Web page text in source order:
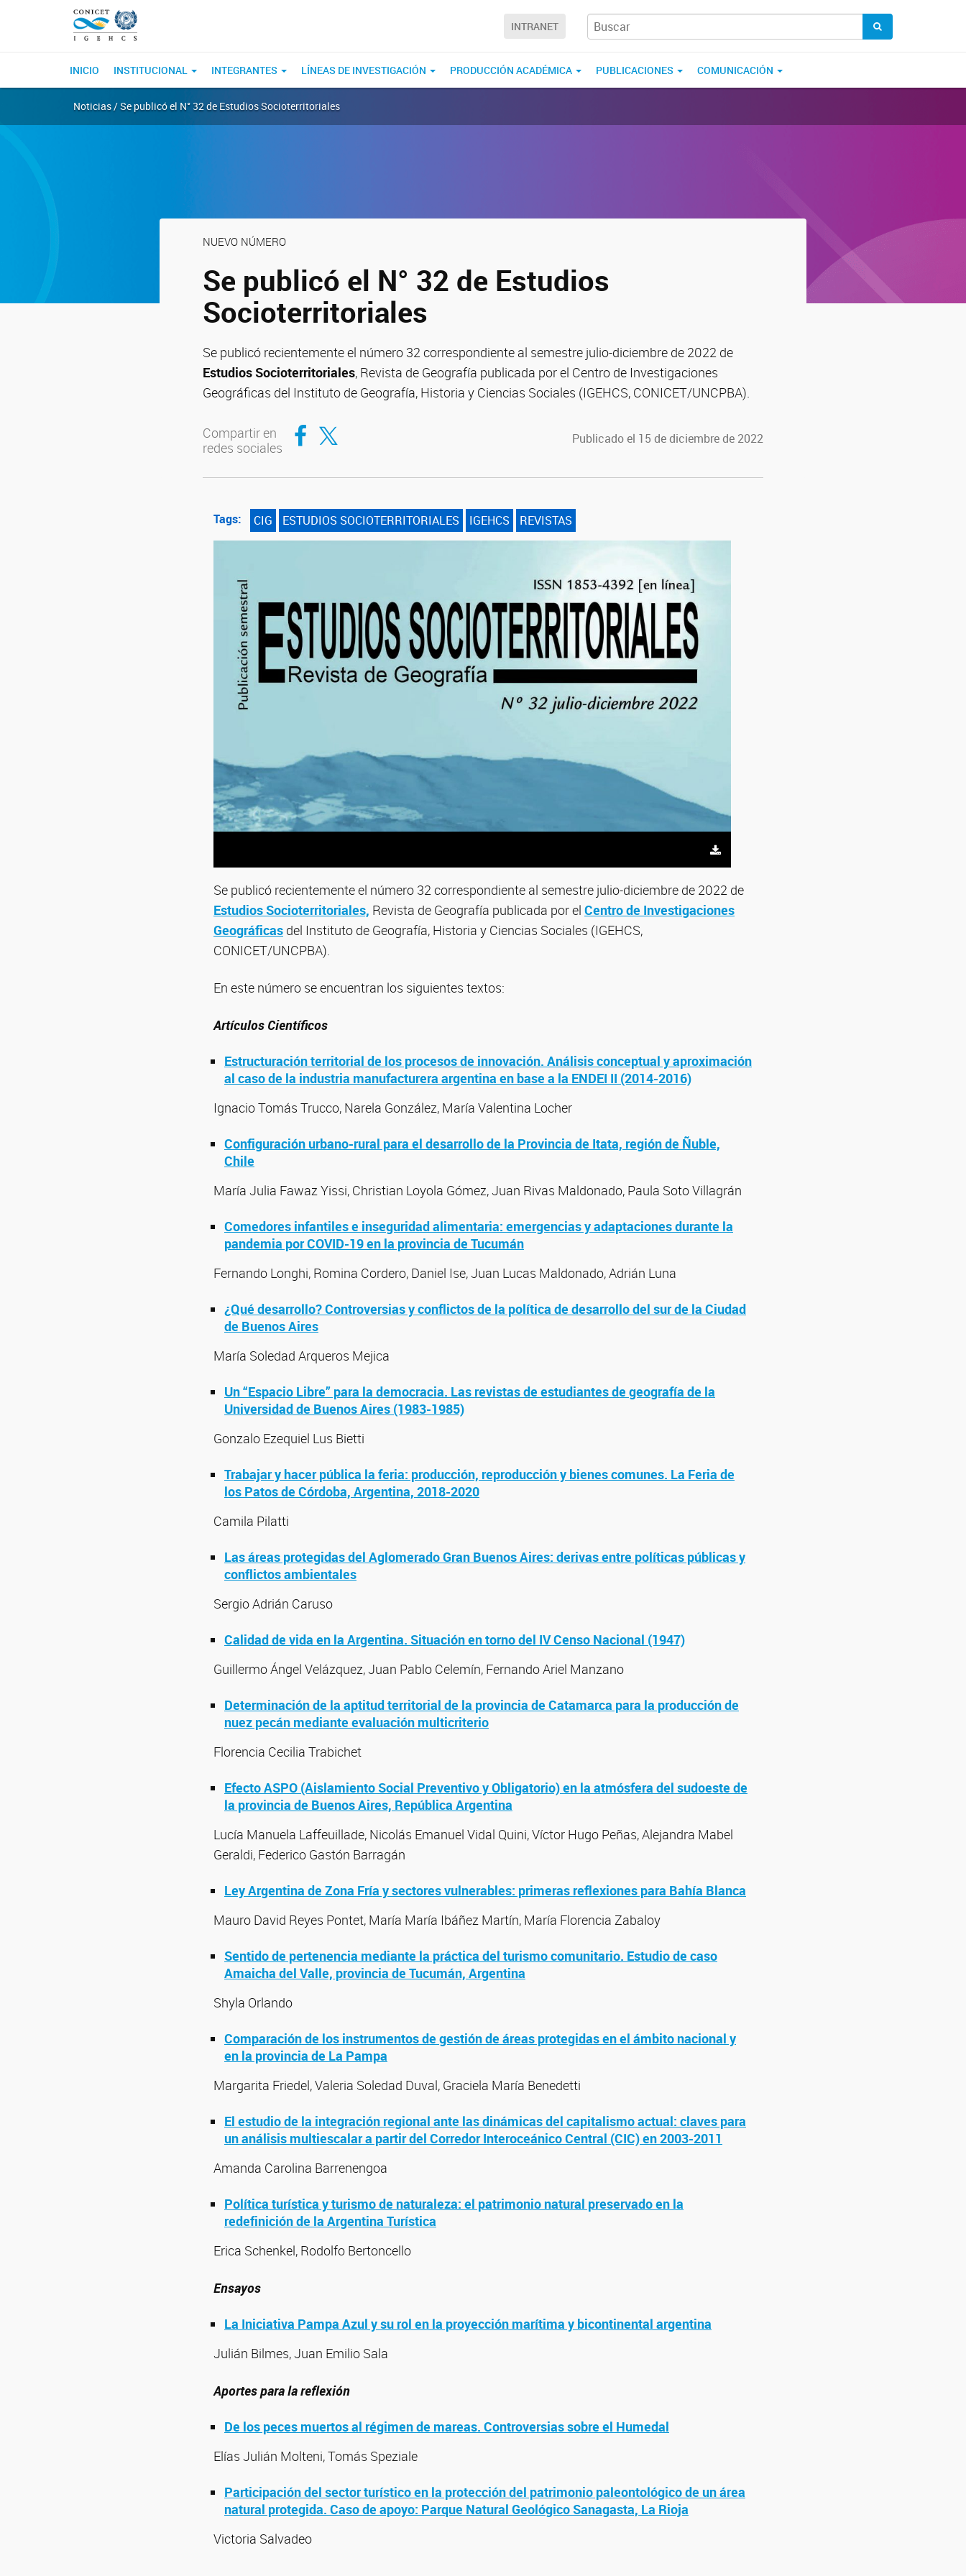
INTRANET
INICIO INSTITUCIONAL INTEGRANTES LÍNEAS DE INVESTIGACIÓN PRODUCCIÓN ACADÉMICA PUBLICACIONES COMUNICACIÓN
Noticias / Se publicó el N° 32 de Estudios Socioterritoriales
NUEVO NÚMERO
Se publicó el N° 32 de Estudios
Socioterritoriales
Se publicó recientemente el número 32 correspondiente al semestre julio-diciembre de 2022 de
Estudios Socioterritoriales, Revista de Geografía publicada por el Centro de Investigaciones
Geográficas del Instituto de Geografía, Historia y Ciencias Sociales (IGEHCS, CONICET/UNCPBA).
Compartir en
redes sociales
Compartir en Facebook
Compartir en Twitter Publicado el 15 de diciembre de 2022
Tags: CIG ESTUDIOS SOCIOTERRITORIALES IGEHCS REVISTAS
Se publicó recientemente el número 32 correspondiente al semestre julio-diciembre de 2022 de
Estudios Socioterritoriales, Revista de Geografía publicada por el Centro de Investigaciones
Geográficas del Instituto de Geografía, Historia y Ciencias Sociales (IGEHCS,
CONICET/UNCPBA).
En este número se encuentran los siguientes textos:
Artículos Científicos
Estructuración territorial de los procesos de innovación. Análisis conceptual y aproximación
al caso de la industria manufacturera argentina en base a la ENDEI II (2014-2016)
Ignacio Tomás Trucco, Narela González, María Valentina Locher
Configuración urbano-rural para el desarrollo de la Provincia de Itata, región de Ñuble,
Chile
María Julia Fawaz Yissi, Christian Loyola Gómez, Juan Rivas Maldonado, Paula Soto Villagrán
Comedores infantiles e inseguridad alimentaria: emergencias y adaptaciones durante la
pandemia por COVID-19 en la provincia de Tucumán
Fernando Longhi, Romina Cordero, Daniel Ise, Juan Lucas Maldonado, Adrián Luna
¿Qué desarrollo? Controversias y conflictos de la política de desarrollo del sur de la Ciudad
de Buenos Aires
María Soledad Arqueros Mejica
Un “Espacio Libre” para la democracia. Las revistas de estudiantes de geografía de la
Universidad de Buenos Aires (1983-1985)
Gonzalo Ezequiel Lus Bietti
Trabajar y hacer pública la feria: producción, reproducción y bienes comunes. La Feria de
los Patos de Córdoba, Argentina, 2018-2020
Camila Pilatti
Las áreas protegidas del Aglomerado Gran Buenos Aires: derivas entre políticas públicas y
conflictos ambientales
Sergio Adrián Caruso
Calidad de vida en la Argentina. Situación en torno del IV Censo Nacional (1947)
Guillermo Ángel Velázquez, Juan Pablo Celemín, Fernando Ariel Manzano
Determinación de la aptitud territorial de la provincia de Catamarca para la producción de
nuez pecán mediante evaluación multicriterio
Florencia Cecilia Trabichet
Efecto ASPO (Aislamiento Social Preventivo y Obligatorio) en la atmósfera del sudoeste de
la provincia de Buenos Aires, República Argentina
Lucía Manuela Laffeuillade, Nicolás Emanuel Vidal Quini, Víctor Hugo Peñas, Alejandra Mabel
Geraldi, Federico Gastón Barragán
Ley Argentina de Zona Fría y sectores vulnerables: primeras reflexiones para Bahía Blanca
Mauro David Reyes Pontet, María María Ibáñez Martín, María Florencia Zabaloy
Sentido de pertenencia mediante la práctica del turismo comunitario. Estudio de caso
Amaicha del Valle, provincia de Tucumán, Argentina
Shyla Orlando
Comparación de los instrumentos de gestión de áreas protegidas en el ámbito nacional y
en la provincia de La Pampa
Margarita Friedel, Valeria Soledad Duval, Graciela María Benedetti
El estudio de la integración regional ante las dinámicas del capitalismo actual: claves para
un análisis multiescalar a partir del Corredor Interoceánico Central (CIC) en 2003-2011
Amanda Carolina Barrenengoa
Política turística y turismo de naturaleza: el patrimonio natural preservado en la
redefinición de la Argentina Turística
Erica Schenkel, Rodolfo Bertoncello
Ensayos
La Iniciativa Pampa Azul y su rol en la proyección marítima y bicontinental argentina
Julián Bilmes, Juan Emilio Sala
Aportes para la reflexión
De los peces muertos al régimen de mareas. Controversias sobre el Humedal
Elías Julián Molteni, Tomás Speziale
Participación del sector turístico en la protección del patrimonio paleontológico de un área
natural protegida. Caso de apoyo: Parque Natural Geológico Sanagasta, La Rioja
Victoria Salvadeo